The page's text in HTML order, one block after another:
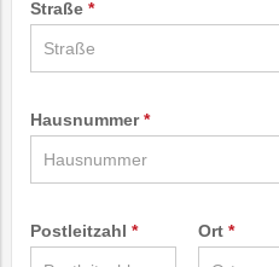
Straße
Hausnummer
Postleitzahl Ort